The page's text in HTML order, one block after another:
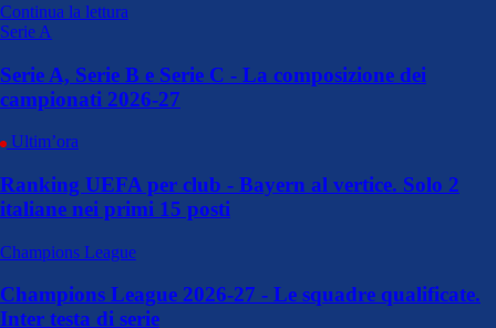
Continua la lettura
Serie A
Serie A, Serie B e Serie C - La composizione dei
campionati 2026-27
Ultim’ora
Ranking UEFA per club - Bayern al vertice. Solo 2
italiane nei primi 15 posti
Champions League
Champions League 2026-27 - Le squadre qualificate.
Inter testa di serie